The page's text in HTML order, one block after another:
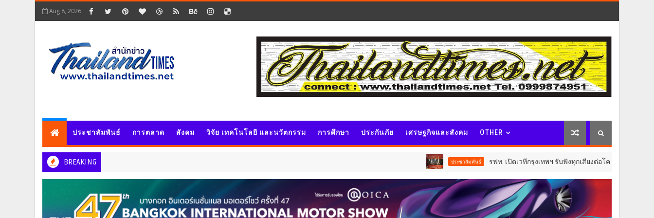
Aug 8, 2026
ประชาสัมพันธ์ การตลาด สังคม วิจัย เทคโนโลยี และนวัตกรรม การศึกษา ประกันภัย เศรษฐกิจและสังคม OTHER
BREAKING ประชาสัมพันธ์ รฟท. เปิดเวทีกรุงเทพฯ รับฟังทุกเสียงต่อโครงการรถไฟฟ้าวงเวียนใ